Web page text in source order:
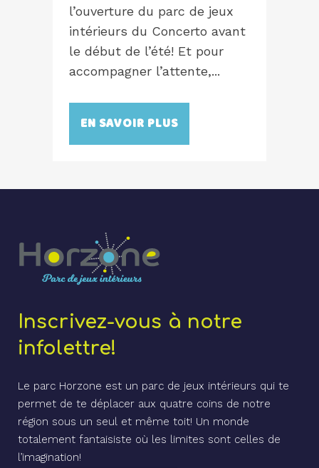
l’ouverture du parc de jeux
intérieurs du Concerto avant
le début de l’été! Et pour
accompagner l’attente,...
EN SAVOIR PLUS
Inscrivez-vous à notre
infolettre!
Le parc Horzone est un parc de jeux intérieurs qui te
permet de te déplacer aux quatre coins de notre
région sous un seul et même toit! Un monde
totalement fantaisiste où les limites sont celles de
l’imagination!